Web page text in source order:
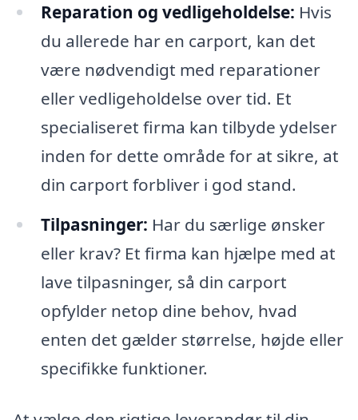
Reparation og vedligeholdelse: Hvis
du allerede har en carport, kan det
være nødvendigt med reparationer
eller vedligeholdelse over tid. Et
specialiseret firma kan tilbyde ydelser
inden for dette område for at sikre, at
din carport forbliver i god stand.
Tilpasninger: Har du særlige ønsker
eller krav? Et firma kan hjælpe med at
lave tilpasninger, så din carport
opfylder netop dine behov, hvad
enten det gælder størrelse, højde eller
specifikke funktioner.